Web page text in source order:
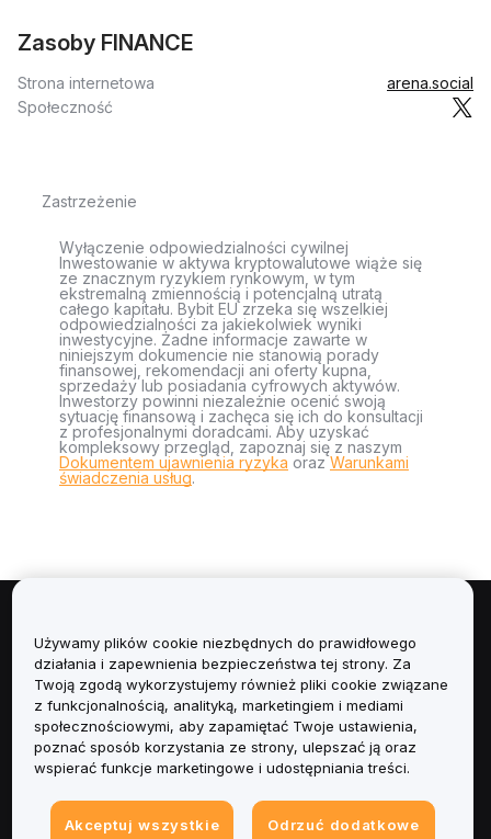
Zasoby FINANCE
Strona internetowa
arena.social
Społeczność
Zastrzeżenie
Wyłączenie odpowiedzialności cywilnej
Inwestowanie w aktywa kryptowalutowe wiąże się
ze znacznym ryzykiem rynkowym, w tym
ekstremalną zmiennością i potencjalną utratą
całego kapitału. Bybit EU zrzeka się wszelkiej
odpowiedzialności za jakiekolwiek wyniki
inwestycyjne. Żadne informacje zawarte w
niniejszym dokumencie nie stanowią porady
finansowej, rekomendacji ani oferty kupna,
sprzedaży lub posiadania cyfrowych aktywów.
Inwestorzy powinni niezależnie ocenić swoją
sytuację finansową i zachęca się ich do konsultacji
z profesjonalnymi doradcami. Aby uzyskać
kompleksowy przegląd, zapoznaj się z naszym
Dokumentem ujawnienia ryzyka orazWarunkami
świadczenia usług.
Informacje
Usługi
Obsługa Klienta
Używamy plików cookie niezbędnych do prawidłowego
działania i zapewnienia bezpieczeństwa tej strony. Za
Twoją zgodą wykorzystujemy również pliki cookie związane
z funkcjonalnością, analityką, marketingiem i mediami
społecznościowymi, aby zapamiętać Twoje ustawienia,
poznać sposób korzystania ze strony, ulepszać ją oraz
wspierać funkcje marketingowe i udostępniania treści.
Akceptuj wszystkie
Odrzuć dodatkowe